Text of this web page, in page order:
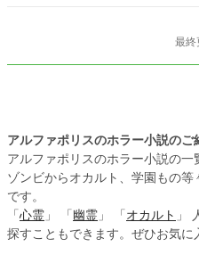
最終
アルファポリスのホラー小説のご
アルファポリスのホラー小説の一
ゾンビからオカルト、学園もの
です。
「 心霊 」 「 幽霊 」 「 オカルト 」
探すこともできます。ぜひお気に